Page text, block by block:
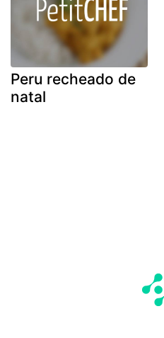
Peru recheado de
natal